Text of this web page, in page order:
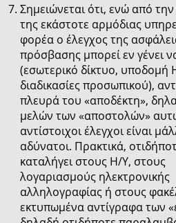
Σημειώνεται ότι, ενώ από
της εκάστοτε αρμόδιας
φορέα ο έλεγχος της
πρόσβασης μπορεί εν γένει
(εσωτερικό δίκτυο, υποδομή
διαδικασίες προσωπικού),
πλευρά του «αποδέκτη»,
μελών των «αποστολών»
αντίστοιχοι έλεγχοι είναι
αδύνατοι. Πρακτικά,
καταλήγει στους Η/Υ, στους
λογαριασμούς ηλεκτρονικής
αλληλογραφίας ή στους
εκτυπωμένα αντίγραφα των